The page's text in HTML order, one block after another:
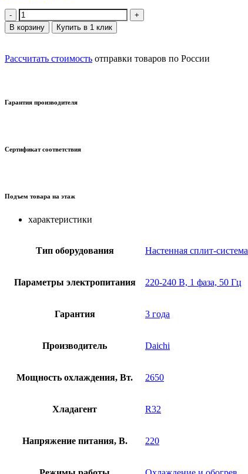
Количество
В корзину Купить в 1 клик
Рассчитать стоимость отправки товаров по России
Гарантия производителя
Сертификат соответствия
Подъем товара на этаж
характеристики
Тип оборудования Настенная сплит-система
Параметры электропитания 220-240 В, 1 фаза, 50 Гц
Гарантия 3 года
Производитель Daichi
Мощность охлаждения, Вт. 2650
Хладагент R32
Напряжение питания, В. 220